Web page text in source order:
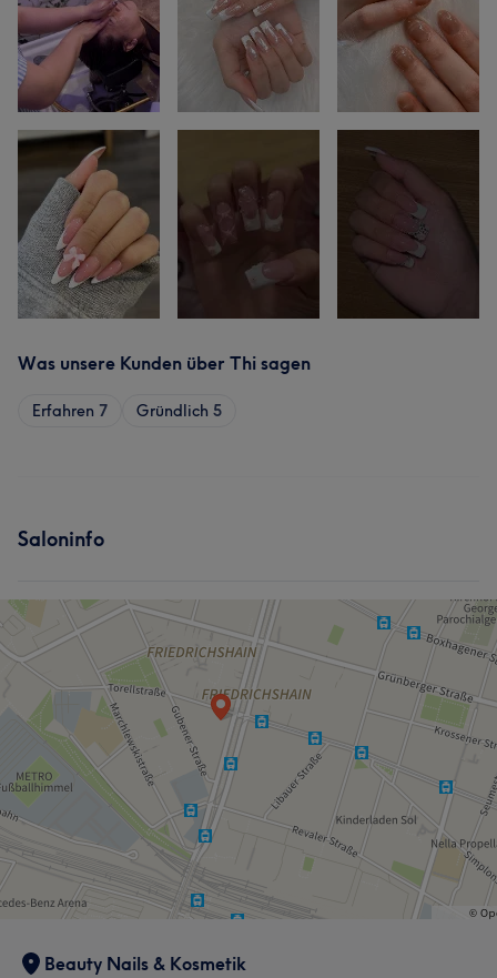
Was unsere Kunden über Thi sagen
Erfahren 7 Gründlich 5
Saloninfo
Beauty Nails & Kosmetik